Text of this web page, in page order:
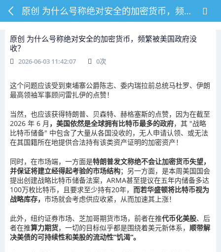
原创 为什么号称绝对安全的加密货币，频繁被美国政府没收？
原创 为什么号称绝对安全的加密货币，频繁被美国政府没
收？
2026-06-03 11:42:07 0次
这个问题应该受到柬埔寨公爵陈志、委内瑞拉前总统马杜罗、伊朗
最高领袖军事顾问雷扎伊的点赞！
当然，也应该获得特朗普、贝森特、赫格塞斯的点赞，因为在截至
2026 年 6 月 ，美国依然是全球拥有比特币最多的政府，其 "战略
比特币储备" 中包含了大量从各国没收的，无人申请认领、或无法
在其国籍所在地提供合法持有该类资产证明的加密资产！
同时，在市场端，一方面是特朗普发文称绝不会让加密货币失望，
并保证将建立经得起考验的市场结构；另一方面，是本周美国国会
提出创建战略比特币储备法案，ARMA甚至提议在五年内储备多达
100万枚比特币，且要求至少持有20年， 而若华盛顿将比特币视为
战略库存， 市场就会考虑供应收紧，从而加速其上涨！
此外，纽约证券市场、芝加哥期货市场，前者在推代币化美股、后
者在推算力期货，一切的目标似乎都是围绕着美元新体系， 顺带解
决美债的可持续性和美股的流动性”饥渴“。